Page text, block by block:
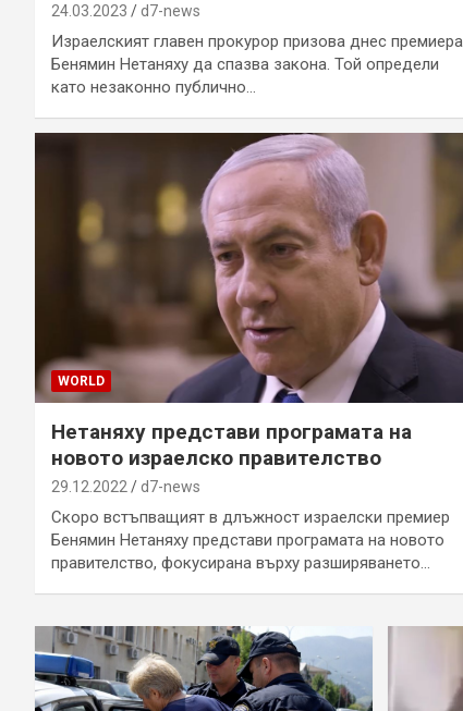
24.03.2023 d7-news
Израелският главен прокурор призова днес премиера
Бенямин Нетаняху да спазва закона. Той определи
като незаконно публично…
WORLD
Нетаняху представи програмата на
новото израелско правителство
29.12.2022 d7-news
Скоро встъпващият в длъжност израелски премиер
Бенямин Нетаняху представи програмата на новото
правителство, фокусирана върху разширяването…